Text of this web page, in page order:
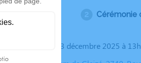
Cérémonie
Le mardi 23 décembre 2025 à